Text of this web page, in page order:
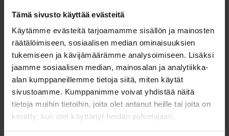
Tämä sivusto käyttää evästeitä
Käytämme evästeitä tarjoamamme sisällön ja mainosten
räätälöimiseen, sosiaalisen median ominaisuuksien
tukemiseen ja kävijämäärämme analysoimiseen. Lisäksi
jaamme sosiaalisen median, mainosalan ja analytiikka-
alan kumppaneillemme tietoja siitä, miten käytät
sivustoamme. Kumppanimme voivat yhdistää näitä
tietoja muihin tietoihin, joita olet antanut heille tai joita on
kerätty, kun olet käyttänyt heidän palvelujaan.
2.5kg maitorahka, vl, 0,3 %
0.5kg ruisriisi
kg vesi
kg kananmuna
1.5kg lohi, savustettu
2kg herkkusieni, viipale, tuore
0.5kg sipuli, suikale, tuore
0.2kg rypsiöljy